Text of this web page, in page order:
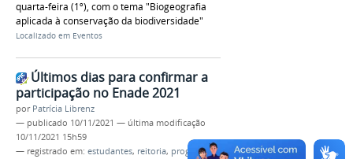
quarta-feira (1º), com o tema "Biogeografia
aplicada à conservação da biodiversidade"
Localizado em Eventos
Últimos dias para confirmar a
participação no Enade 2021
por Patrícia Librenz
— publicado 10/11/2021 — última modificação
10/11/2021 15h59
— registrado em: estudantes, reitoria, prograd,